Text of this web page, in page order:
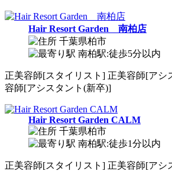
Hair Resort Garden 南柏店
千葉県柏市
南柏駅:徒歩5分以内
正美容師[スタイリスト] 正美容師[アシ
容師[アシスタント(新卒)]
Hair Resort Garden CALM
千葉県柏市
南柏駅:徒歩1分以内
正美容師[スタイリスト] 正美容師[アシ